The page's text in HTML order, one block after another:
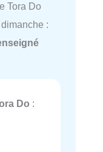
Tora Do
:
Do :